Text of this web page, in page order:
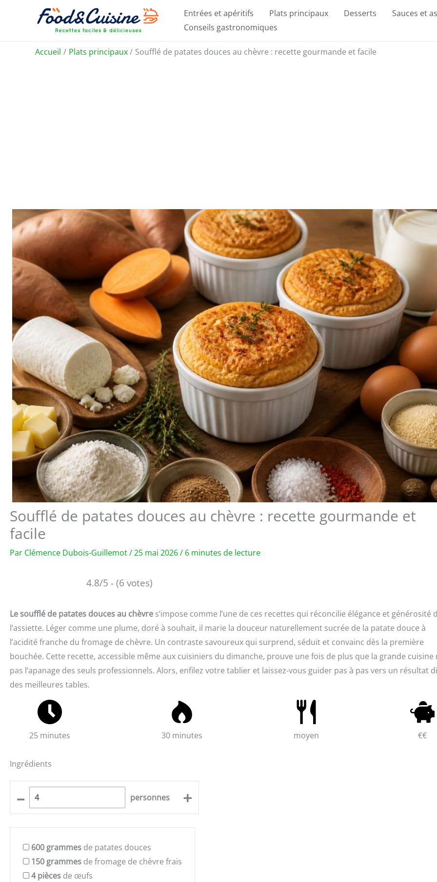
Entrées et apéritifs Plats principaux Desserts
Sauces et
Conseils gastronomiques
Accueil Plats principaux Soufflé de patates douces au chèvre : recette gourmande et facile
Soufflé de patates douces au chèvre : recette gourmande et
facile
Par Clémence Dubois-Guillemot/25 mai 2026/ 6 minutes de lecture
4.8/5 - (6 votes)
Le soufflé de patates douces au chèvre s’impose comme l’une de ces recettes qui réconcilie élégance et générosité
l’assiette. Léger comme une plume, doré à souhait, il marie la douceur naturellement sucrée de la patate douce à
l’acidité franche du fromage de chèvre. Un contraste savoureux qui surprend, séduit et convainc dès la première
bouchée. Cette recette, accessible même aux cuisiniers du dimanche, prouve une fois de plus que la grande cuisine
pas l’apanage des seuls professionnels. Alors, enfilez votre tablier et laissez-vous guider pas à pas vers un résultat
des meilleures tables.
25 minutes 30 minutes moyen €€
Ingrédients
– personnes +
600 grammes de patates douces
150 grammes de fromage de chèvre frais
4 pièces de œufs